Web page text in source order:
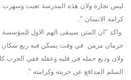
ليس تجارة ولان هذه المدرسة تعبت
كرامة الانسان ".
واكد "ان المتن سيبقى الهم الاول للمؤسسة
حرمان مزمن في وقت يسكن فيه ربع سكان
ولان وديع حمله في قلبه وعقله ففي الحرب
السلم المدافع عن حريته وكرامته ".